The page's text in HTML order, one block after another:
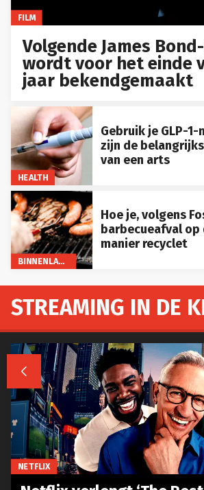
FILM
Volgende James
wordt voor het einde
jaar bekendgemaakt
HEALTH
Gebruik je GLP-
zijn de
van een arts
BINNENLAND
Hoe je, volgens
barbecueafval op
manier recyclet
STREAMING IN DE

NETFLIX